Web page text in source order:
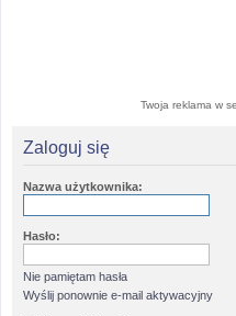
Twoja reklama w
Zaloguj się
Nazwa użytkownika:
Hasło:
Nie pamiętam hasła
Wyślij ponownie e-mail aktywacyjny